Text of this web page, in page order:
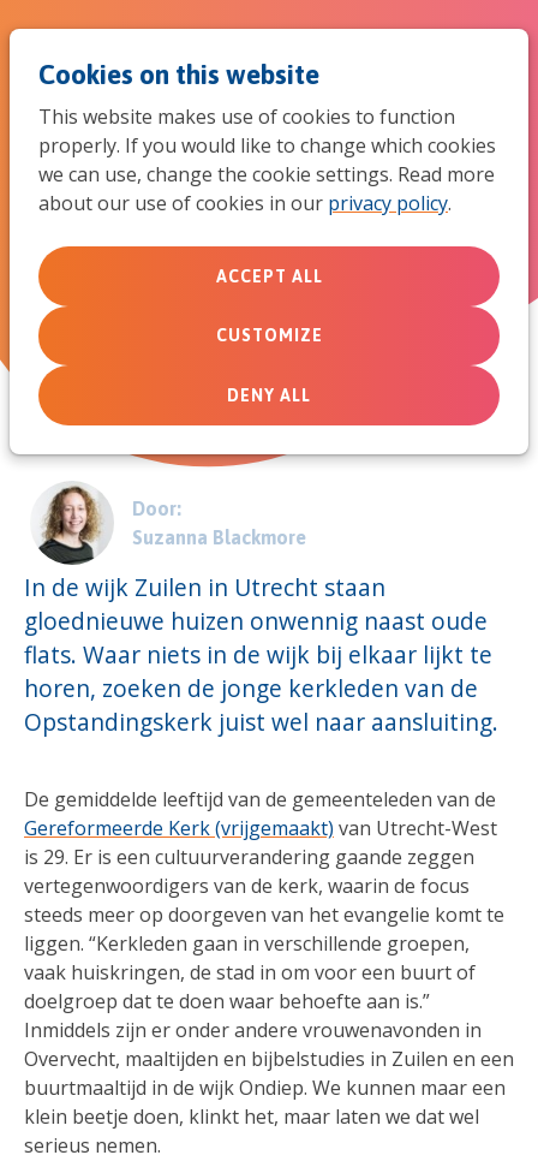
Cookies on this website
This website makes use of cookies to function
properly. If you would like to change which cookies
we can use, change the cookie settings. Read more
about our use of cookies in our privacy policy.
ACCEPT ALL
CUSTOMIZE
DENY ALL
‘Eerst 10 keer luisteren en dan
nog eens 10 keer’
March 24, 2014
Door:
Suzanna Blackmore
In de wijk Zuilen in Utrecht staan
gloednieuwe huizen onwennig naast oude
flats. Waar niets in de wijk bij elkaar lijkt te
horen, zoeken de jonge kerkleden van de
Opstandingskerk juist wel naar aansluiting.
De gemiddelde leeftijd van de gemeenteleden van de
Gereformeerde Kerk (vrijgemaakt) van Utrecht-West
is 29. Er is een cultuurverandering gaande zeggen
vertegenwoordigers van de kerk, waarin de focus
steeds meer op doorgeven van het evangelie komt te
liggen. “Kerkleden gaan in verschillende groepen,
vaak huiskringen, de stad in om voor een buurt of
doelgroep dat te doen waar behoefte aan is.”
Inmiddels zijn er onder andere vrouwenavonden in
Overvecht, maaltijden en bijbelstudies in Zuilen en een
buurtmaaltijd in de wijk Ondiep. We kunnen maar een
klein beetje doen, klinkt het, maar laten we dat wel
serieus nemen.